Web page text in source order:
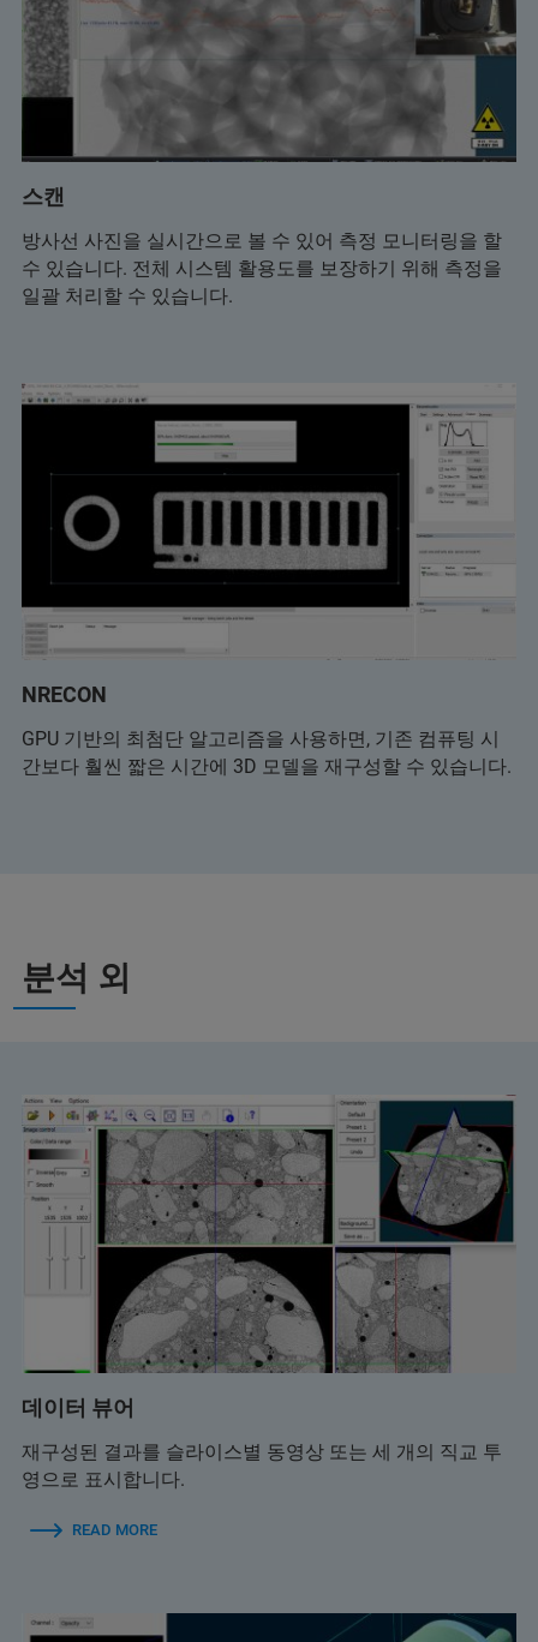
스캔
방사선 사진을 실시간으로 볼 수 있어 측정 모니터링을 할
수 있습니다. 전체 시스템 활용도를 보장하기 위해 측정을
일괄 처리할 수 있습니다.
NRECON
GPU 기반의 최첨단 알고리즘을 사용하면, 기존 컴퓨팅 시
간보다 훨씬 짧은 시간에 3D 모델을 재구성할 수 있습니다.
분석 외
데이터 뷰어
재구성된 결과를 슬라이스별 동영상 또는 세 개의 직교 투
영으로 표시합니다.
READ MORE